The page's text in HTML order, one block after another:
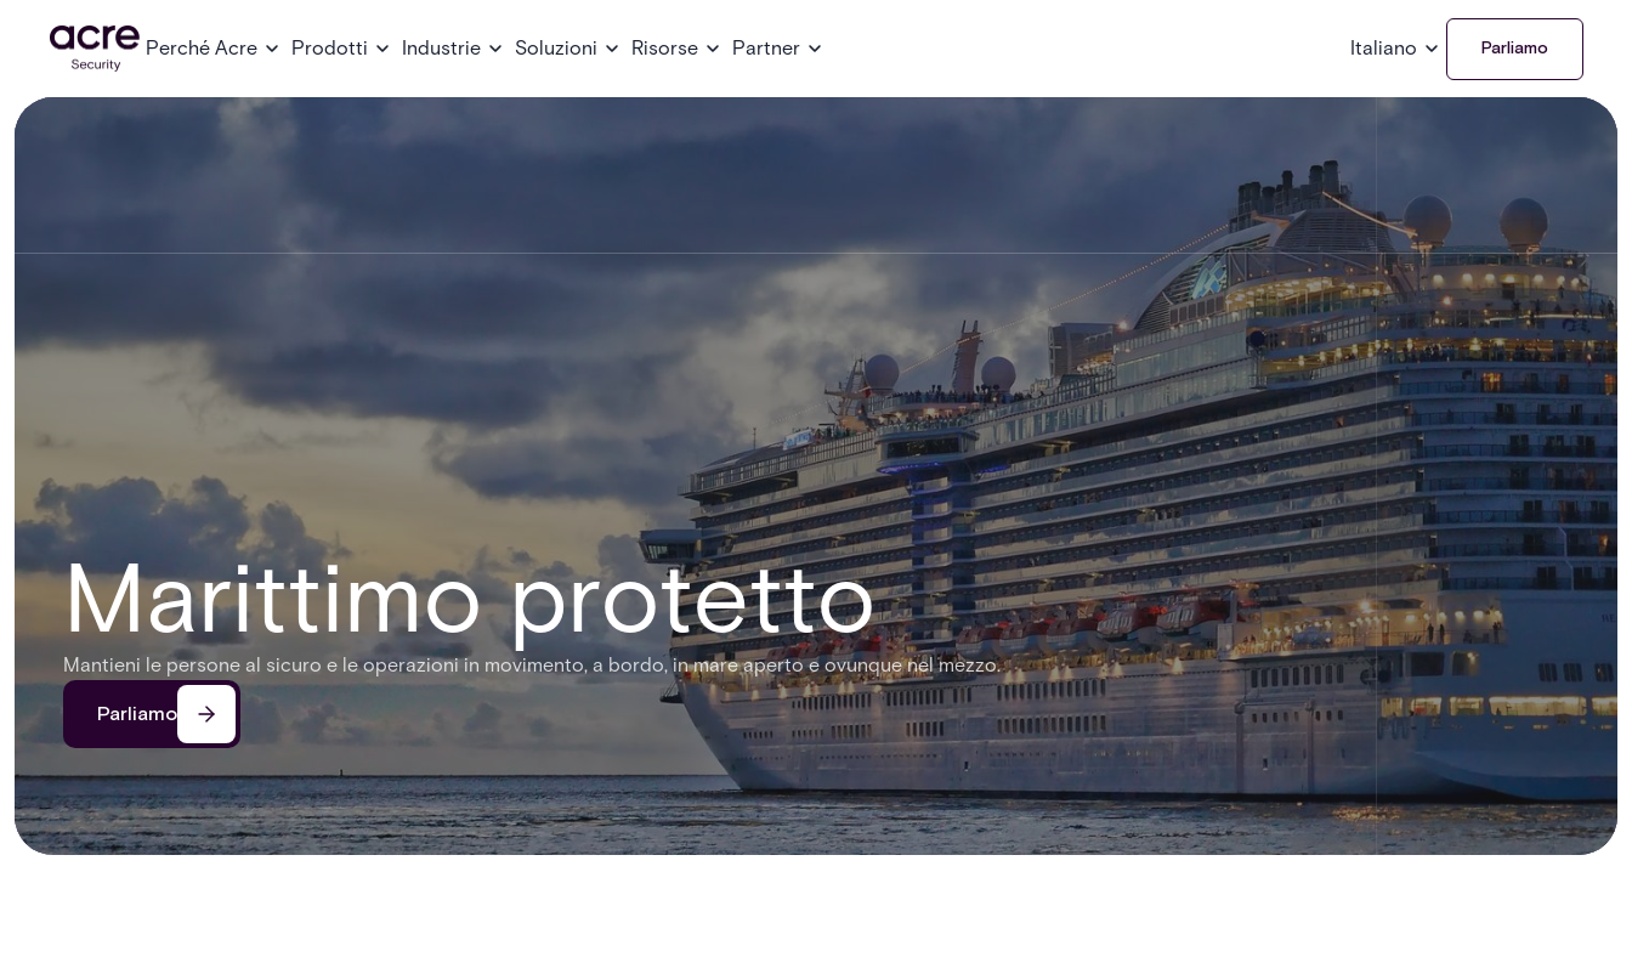
Perché Acre Prodotti Industrie Soluzioni Risorse Partner Italiano Parliamo
Marittimo protetto
Mantieni le persone al sicuro e le operazioni in movimento, a bordo, in mare aperto e ovunque nel mezzo.
Parliamo